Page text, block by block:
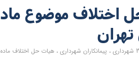
، پیمانکاران شهرداری، هیات حل اختلاف ماده 38